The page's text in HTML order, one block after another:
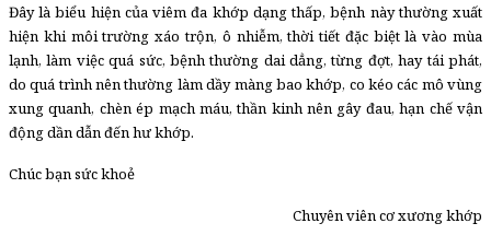
Đây là biểu hiện của viêm đa khớp dạng thấp, bệnh này thường xuất
hiện khi môi trường xáo trộn, ô nhiễm, thời tiết đặc biệt là vào mùa
lạnh, làm việc quá sức, bệnh thường dai dẳng, từng đợt, hay tái phát,
do quá trình nên thường làm dầy màng bao khớp, co kéo các mô vùng
xung quanh, chèn ép mạch máu, thần kinh nên gây đau, hạn chế vận
động dần dẫn đến hư khớp.
Chúc bạn sức khoẻ
Chuyên viên cơ xương khớp